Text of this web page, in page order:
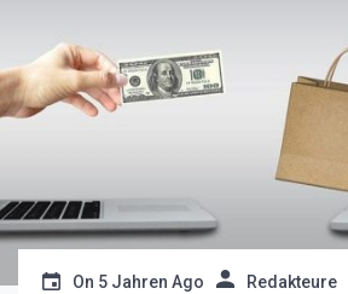
On 5 Jahren Ago Redakteure